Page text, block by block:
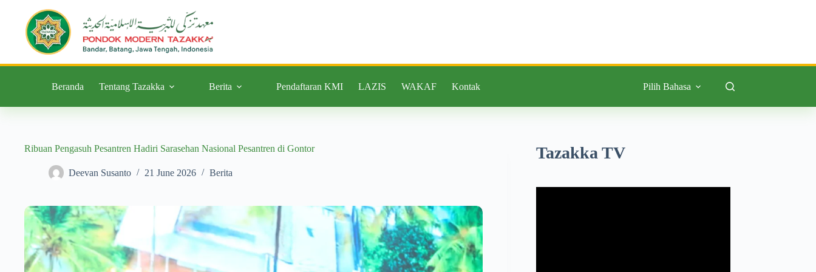
Beranda Tentang Tazakka Berita Pendaftaran KMI LAZIS WAKAF Kontak Pilih Bahasa
Ribuan Pengasuh Pesantren Hadiri Sarasehan Nasional Pesantren di Gontor
Deevan Susanto 21 June 2026 Berita
Tazakka TV